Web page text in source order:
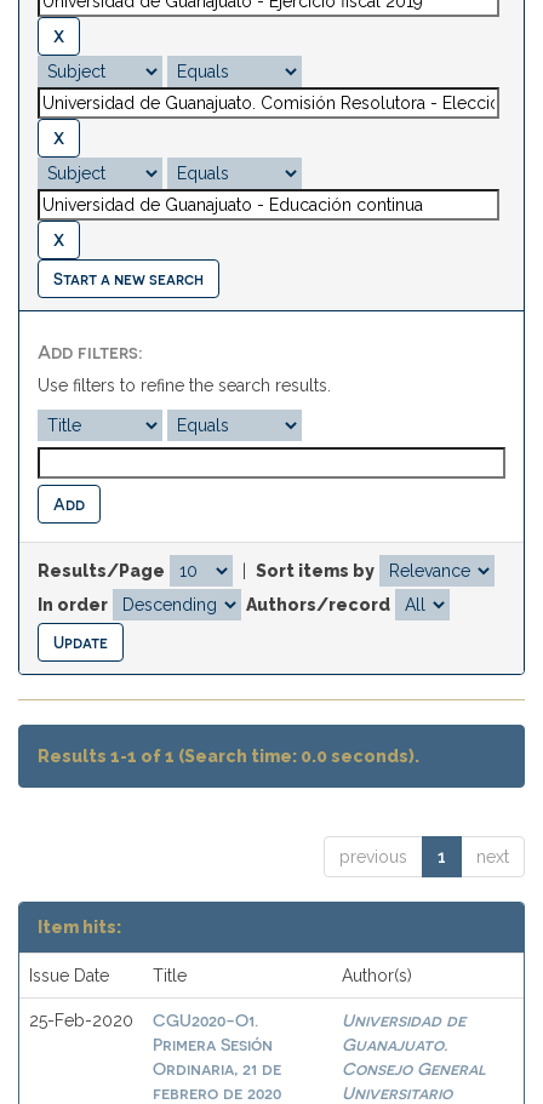
Start a new search
Add filters:
Use filters to refine the search results.
Results/Page
Sort items by
In order
Authors/record
Results 1-1 of 1 (Search time: 0.0 seconds).
previous 1 next
Item hits:
Issue Date Title Author(s)
25-Feb-2020
CGU2020-O1.
Primera Sesión
Ordinaria, 21 de
febrero de 2020
Universidad de
Guanajuato.
Consejo General
Universitario